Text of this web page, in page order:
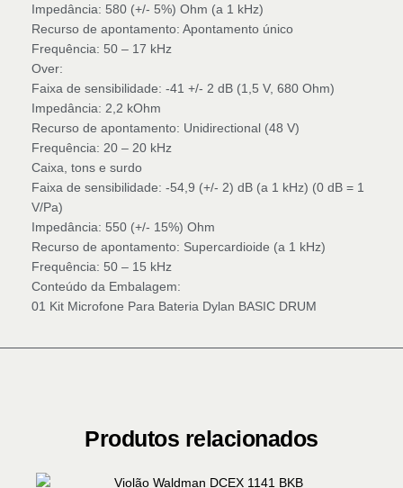
Impedância: 580 (+/- 5%) Ohm (a 1 kHz)
Recurso de apontamento: Apontamento único
Frequência: 50 – 17 kHz
Over:
Faixa de sensibilidade: -41 +/- 2 dB (1,5 V, 680 Ohm)
Impedância: 2,2 kOhm
Recurso de apontamento: Unidirectional (48 V)
Frequência: 20 – 20 kHz
Caixa, tons e surdo
Faixa de sensibilidade: -54,9 (+/- 2) dB (a 1 kHz) (0 dB = 1
V/Pa)
Impedância: 550 (+/- 15%) Ohm
Recurso de apontamento: Supercardioide (a 1 kHz)
Frequência: 50 – 15 kHz
Conteúdo da Embalagem:
01 Kit Microfone Para Bateria Dylan BASIC DRUM
Produtos relacionados